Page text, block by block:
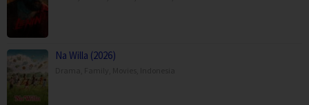
Na Willa (2026)